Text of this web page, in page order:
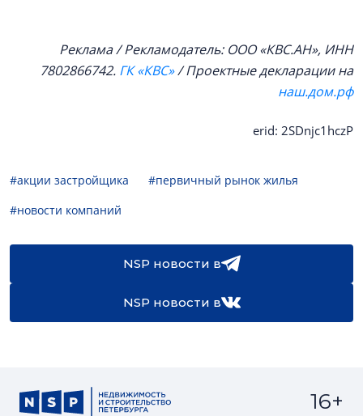
Реклама / Рекламодатель: ООО «КВС.АН», ИНН
7802866742. ГК «КВС»/ Проектные декларации на
наш.дом.рф
erid: 2SDnjc1hczP
#акции застройщика
#первичный рынок жилья
#новости компаний
NSP новости в
NSP новости в
16+